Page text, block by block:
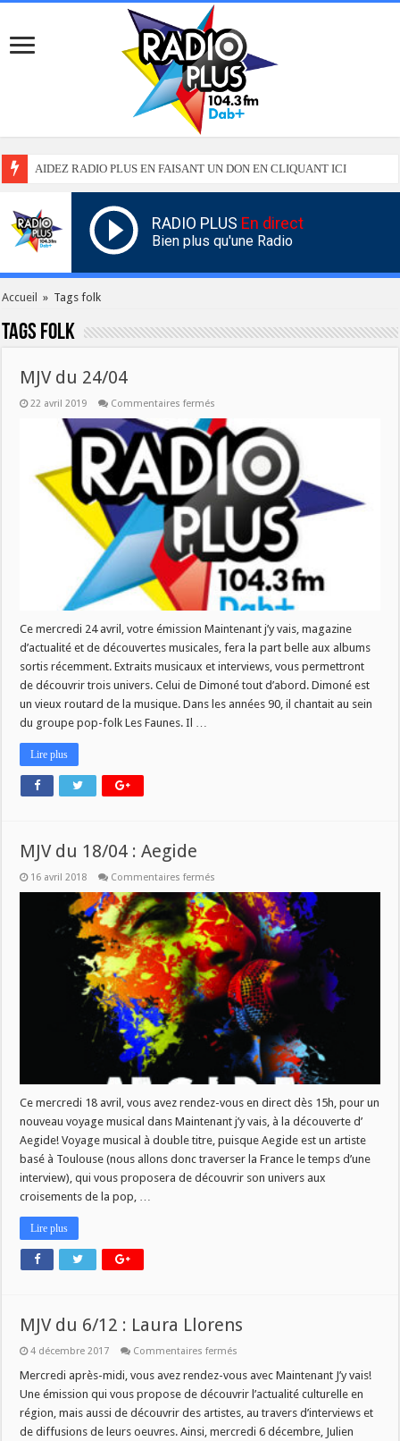
AIDEZ RADIO PLUS EN FAISANT UN DON EN CLIQUANT ICI
RADIO PLUS En direct
Bien plus qu'une Radio
Accueil » Tags folk
Tags folk
MJV du 24/04
22 avril 2019 Commentaires fermés
du
24/04
Ce mercredi 24 avril, votre émission Maintenant j’y vais, magazine
d’actualité et de découvertes musicales, fera la part belle aux albums
sortis récemment. Extraits musicaux et interviews, vous permettront
de découvrir trois univers. Celui de Dimoné tout d’abord. Dimoné est
un vieux routard de la musique. Dans les années 90, il chantait au sein
du groupe pop-folk Les Faunes. Il …
Lire plus
MJV du 18/04 : Aegide
16 avril 2018 Commentaires fermés
du
18/04
:
Aegide
Ce mercredi 18 avril, vous avez rendez-vous en direct dès 15h, pour un
nouveau voyage musical dans Maintenant j’y vais, à la découverte d’
Aegide! Voyage musical à double titre, puisque Aegide est un artiste
basé à Toulouse (nous allons donc traverser la France le temps d’une
interview), qui vous proposera de découvrir son univers aux
croisements de la pop, …
Lire plus
MJV du 6/12 : Laura Llorens
4 décembre 2017 Commentaires fermés
du
:
Laura
Llorens
Mercredi après-midi, vous avez rendez-vous avec Maintenant J’y vais!
Une émission qui vous propose de découvrir l’actualité culturelle en
région, mais aussi de découvrir des artistes, au travers d’interviews et
de diffusions de leurs oeuvres. Ainsi, mercredi 6 décembre, Julien